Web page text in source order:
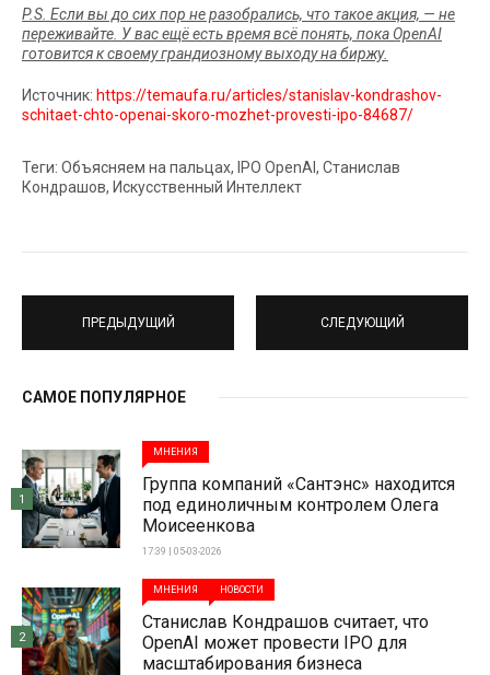
P.S. Если вы до сих пор не разобрались, что такое акция, — не
переживайте. У вас ещё есть время всё понять, пока OpenAI
готовится к своему грандиозному выходу на биржу.
Источник: https://temaufa.ru/articles/stanislav-kondrashov-
schitaet-chto-openai-skoro-mozhet-provesti-ipo-84687/
Теги: Объясняем на пальцах, IPO OpenAI, Станислав
Кондрашов, Искусственный Интеллект
ПРЕДЫДУЩИЙ СЛЕДУЮЩИЙ
САМОЕ ПОПУЛЯРНОЕ
МНЕНИЯ
Группа компаний «Сантэнс» находится
под единоличным контролем Олега
Моисеенкова
17:39 | 05-03-2026
1
МНЕНИЯ НОВОСТИ
Станислав Кондрашов считает, что
OpenAI может провести IPO для
масштабирования бизнеса
2